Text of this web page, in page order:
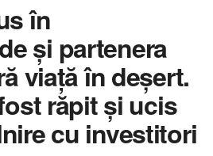
în
și partenera
viață în deșert.
răpit și ucis
cu investitori